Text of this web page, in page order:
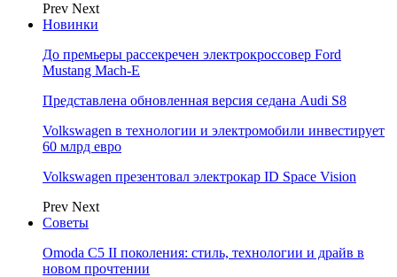
Prev Next
Новинки
До премьеры рассекречен электрокроссовер Ford
Mustang Mach-E
Представлена обновленная версия седана Audi S8
Volkswagen в технологии и электромобили инвестирует
60 млрд евро
Volkswagen презентовал электрокар ID Space Vision
Prev Next
Советы
Omoda C5 II поколения: стиль, технологии и драйв в
новом прочтении